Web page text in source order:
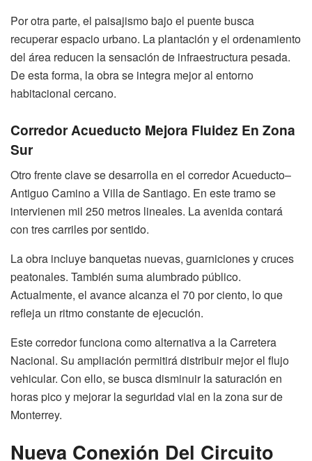
Por otra parte, el paisajismo bajo el puente busca
recuperar espacio urbano. La plantación y el ordenamiento
del área reducen la sensación de infraestructura pesada.
De esta forma, la obra se integra mejor al entorno
habitacional cercano.
Corredor Acueducto Mejora Fluidez En Zona
Sur
Otro frente clave se desarrolla en el corredor Acueducto–
Antiguo Camino a Villa de Santiago. En este tramo se
intervienen mil 250 metros lineales. La avenida contará
con tres carriles por sentido.
La obra incluye banquetas nuevas, guarniciones y cruces
peatonales. También suma alumbrado público.
Actualmente, el avance alcanza el 70 por ciento, lo que
refleja un ritmo constante de ejecución.
Este corredor funciona como alternativa a la Carretera
Nacional. Su ampliación permitirá distribuir mejor el flujo
vehicular. Con ello, se busca disminuir la saturación en
horas pico y mejorar la seguridad vial en la zona sur de
Monterrey.
Nueva Conexión Del Circuito